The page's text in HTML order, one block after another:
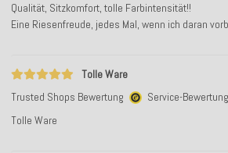
Qualität, Sitzkomfort, tolle Farbintensität!!
Eine Riesenfreude, jedes Mal, wenn ich daran
Tolle Ware
Trusted Shops Bewertung
Service-Bewertung
Tolle Ware